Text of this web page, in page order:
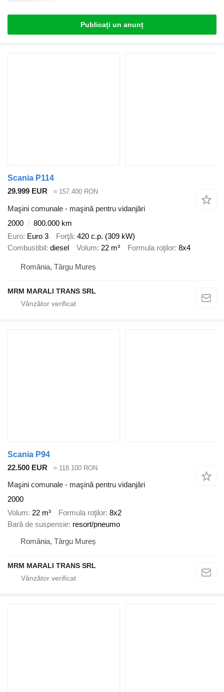
Publicați un anunț
Scania P114
29.999 EUR
≈ 157.400 RON
Maşini comunale - maşină pentru vidanjări
2000
800.000 km
Euro Euro 3 Forţă 420 c.p. (309 kW)
Combustibil diesel Volum 22 m³ Formula roţilor 8x4
România, Târgu Mureș
MRM MARALI TRANS SRL
Scania P94
22.500 EUR
≈ 118.100 RON
Maşini comunale - maşină pentru vidanjări
2000
Volum 22 m³ Formula roţilor 8x2
Bară de suspensie resort/pneumo
România, Târgu Mureș
MRM MARALI TRANS SRL